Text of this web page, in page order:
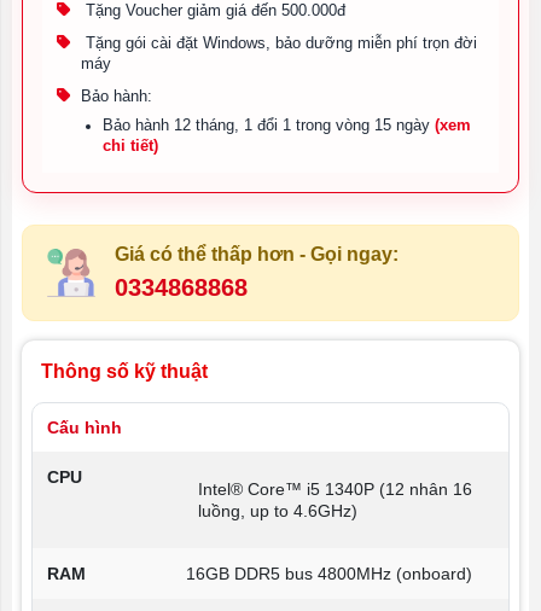
Tặng Voucher giảm giá đến 500.000đ
Tặng gói cài đặt Windows, bảo dưỡng miễn phí trọn đời
máy
Bảo hành:
Bảo hành 12 tháng, 1 đổi 1 trong vòng 15 ngày (xem
chi tiết)
Giá có thể thấp hơn - Gọi ngay:
0334868868
Thông số kỹ thuật
Cấu hình
CPU
Intel® Core™ i5 1340P (12 nhân 16
luồng, up to 4.6GHz)
RAM 16GB DDR5 bus 4800MHz (onboard)